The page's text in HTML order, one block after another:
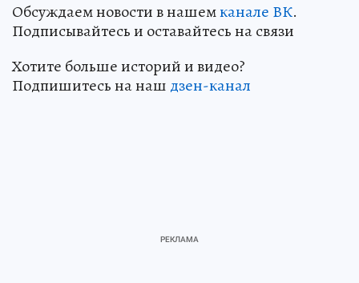
Обсуждаем новости в нашемканале ВК.
Подписывайтесь и оставайтесь на связи
Хотите больше историй и видео?
Подпишитесь на наш дзен-канал